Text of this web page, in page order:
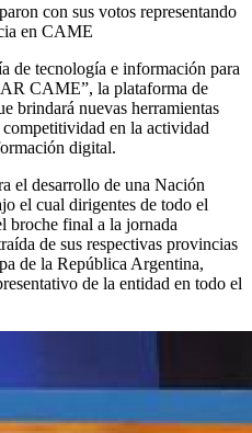
con sus votos representando
en CAME
de tecnología e información para
CAME”, la plataforma de
brindará nuevas herramientas
en la actividad
digital.
el desarrollo de una Nación
el cual dirigentes de todo el
broche final a la jornada
de sus respectivas provincias
de la República Argentina,
de la entidad en todo el